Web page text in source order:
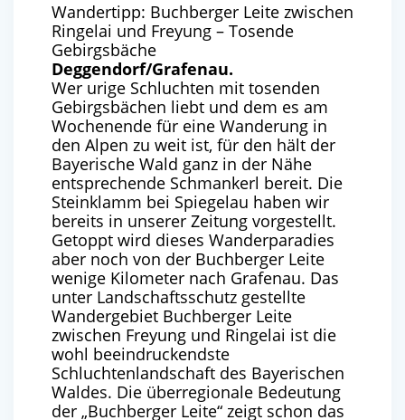
Wandertipp: Buchberger Leite zwischen
Ringelai und Freyung – Tosende
Gebirgsbäche
Deggendorf/Grafenau.
Wer urige Schluchten mit tosenden
Gebirgsbächen liebt und dem es am
Wochenende für eine Wanderung in
den Alpen zu weit ist, für den hält der
Bayerische Wald ganz in der Nähe
entsprechende Schmankerl bereit. Die
Steinklamm bei Spiegelau haben wir
bereits in unserer Zeitung vorgestellt.
Getoppt wird dieses Wanderparadies
aber noch von der Buchberger Leite
wenige Kilometer nach Grafenau. Das
unter Landschaftsschutz gestellte
Wandergebiet Buchberger Leite
zwischen Freyung und Ringelai ist die
wohl beeindruckendste
Schluchtenlandschaft des Bayerischen
Waldes. Die überregionale Bedeutung
der „Buchberger Leite“ zeigt schon das